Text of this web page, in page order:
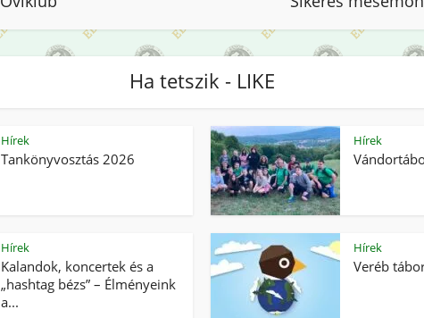
Ha tetszik - LIKE
Hírek
Tankönyvosztás 2026
Hírek
Hírek
Kalandok, koncertek és a
„hashtag bézs” – Élményeink
a...
Hírek
Veréb